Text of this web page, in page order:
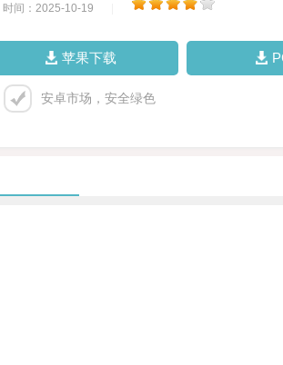
时间：2025-10-19
苹果下载
安卓市场，安全绿色